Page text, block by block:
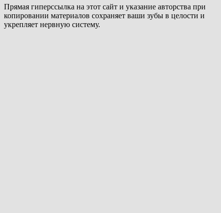
Прямая гиперссылка на этот сайт и указание авторства при
копировании материалов сохраняет ваши зубы в целости и
укрепляет нервную систему.